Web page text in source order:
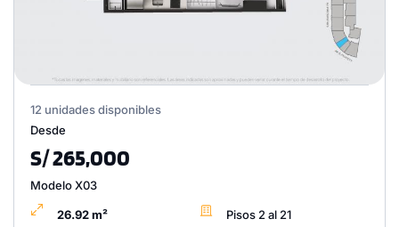
12 unidades disponibles
Desde
S/ 265,000
Modelo X03
26.92 m² Pisos 2 al 21